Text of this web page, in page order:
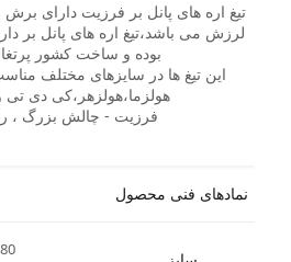
تیغ اره های پانل بر فرزیت دارای برش
لرزش می باشد،تیغ اره های پانل بر
بوده و ساخت کشور
این تیغ ها در سایزهای مختلف
هولزما،هولزهر،کی دی
فرزیت - چالش بزرگ ،
نمادهای فنی محصول